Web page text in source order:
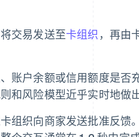
交易发送至卡组织 ，再由
账户余额或信用额度是否
和风险模型近乎实时地做
组织向商家发送批准反馈